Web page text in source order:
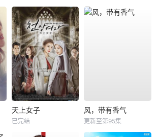
天上女子
已完结
风，带有香气
更新至第95集